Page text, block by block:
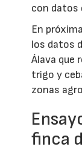
con datos
En
los datos
Álava que
trigo y
zonas
finca